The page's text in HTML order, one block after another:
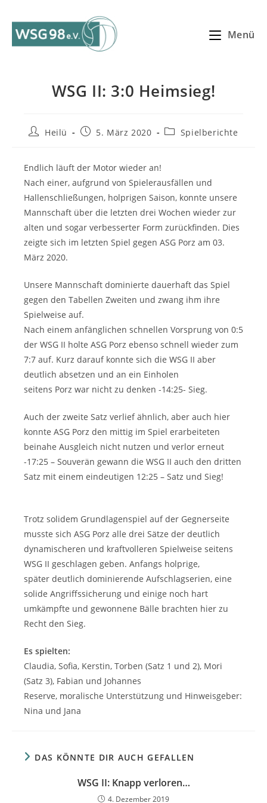
Inhalt
springen
Menü
WSG II: 3:0 Heimsieg!
Beitrags-
Heilü
Beitrag5. März 2020
Beitrags-
Spielberichte
Endlich läuft der Motor wieder an!
Nach einer, aufgrund von Spielerausfällen und
Hallenschließungen, holprigen Saison, konnte unsere
Mannschaft über die letzten drei Wochen wieder zur
alten und sogar verbesserter Form zurückfinden. Dies
zeigte sich im letzten Spiel gegen ASG Porz am 03.
März 2020.
Unsere Mannschaft dominierte dauerhaft das Spiel
gegen den Tabellen Zweiten und zwang ihm ihre
Spielweise auf.
Nach einem anfänglichen schnellen Vorsprung von 0:5
der WSG II holte ASG Porz ebenso schnell wieder zum
7:7 auf. Kurz darauf konnte sich die WSG II aber
deutlich absetzen und an ein Einholen
seitens Porz war nicht zu denken -14:25- Sieg.
Auch der zweite Satz verlief ähnlich, aber auch hier
konnte ASG Porz den mittig im Spiel erarbeiteten
beinahe Ausgleich nicht nutzen und verlor erneut
-17:25 – Souverän gewann die WSG II auch den dritten
Satz mit einem eindeutigen 12:25 – Satz und Sieg!
Trotz solidem Grundlagenspiel auf der Gegnerseite
musste sich ASG Porz alle drei Sätze der deutlich
dynamischeren und kraftvolleren Spielweise seitens
WSG II geschlagen geben. Anfangs holprige,
später deutlich dominierende Aufschlagserien, eine
solide Angriffssicherung und einige noch hart
umkämpfte und gewonnene Bälle brachten hier zu
Recht den Sieg.
Es spielten:
Claudia, Sofia, Kerstin, Torben (Satz 1 und 2), Mori
(Satz 3), Fabian und Johannes
Reserve, moralische Unterstützung und Hinweisgeber:
Nina und Jana
DAS KÖNNTE DIR AUCH GEFALLEN
WSG II: Knapp verloren…
4. Dezember 2019